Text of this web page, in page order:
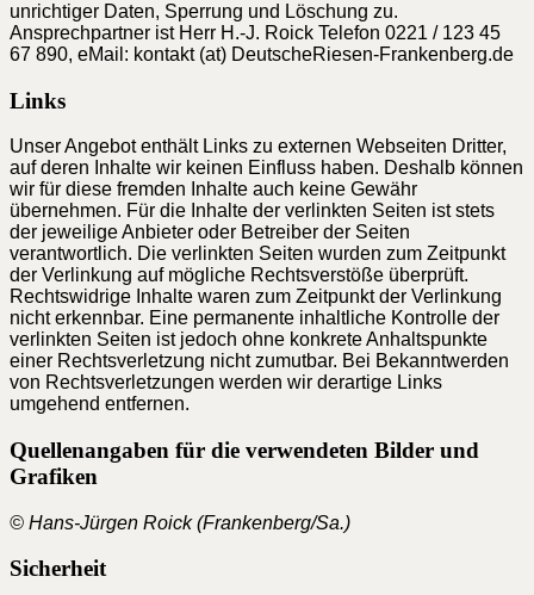
unrichtiger Daten, Sperrung und Löschung zu.
Ansprechpartner ist Herr H.-J. Roick Telefon 0221 / 123 45
67 890, eMail: kontakt (at) DeutscheRiesen-Frankenberg.de
Links
Unser Angebot enthält Links zu externen Webseiten Dritter,
auf deren Inhalte wir keinen Einfluss haben. Deshalb können
wir für diese fremden Inhalte auch keine Gewähr
übernehmen. Für die Inhalte der verlinkten Seiten ist stets
der jeweilige Anbieter oder Betreiber der Seiten
verantwortlich. Die verlinkten Seiten wurden zum Zeitpunkt
der Verlinkung auf mögliche Rechtsverstöße überprüft.
Rechtswidrige Inhalte waren zum Zeitpunkt der Verlinkung
nicht erkennbar. Eine permanente inhaltliche Kontrolle der
verlinkten Seiten ist jedoch ohne konkrete Anhaltspunkte
einer Rechtsverletzung nicht zumutbar. Bei Bekanntwerden
von Rechtsverletzungen werden wir derartige Links
umgehend entfernen.
Quellenangaben für die verwendeten Bilder und
Grafiken
© Hans-Jürgen Roick (Frankenberg/Sa.)
Sicherheit